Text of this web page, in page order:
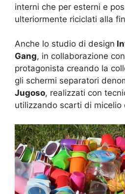
interni che per esterni e
ulteriormente riciclati alla
Anche lo studio di design
Gang, in collaborazione
protagonista creando la
gli schermi separatori
Jugoso, realizzati con
utilizzando scarti di micelio